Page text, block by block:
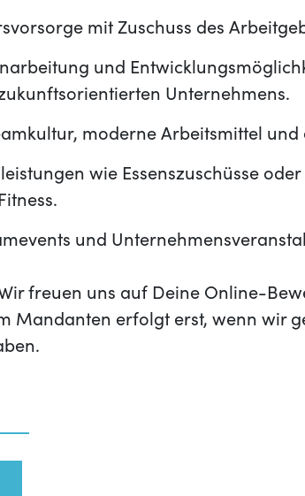
mit Zuschuss des
und
Unternehmens.
moderne Arbeitsmittel
wie Essenszuschüsse
und
freuen uns auf Deine Online-
Mandanten erfolgt erst, wenn wir